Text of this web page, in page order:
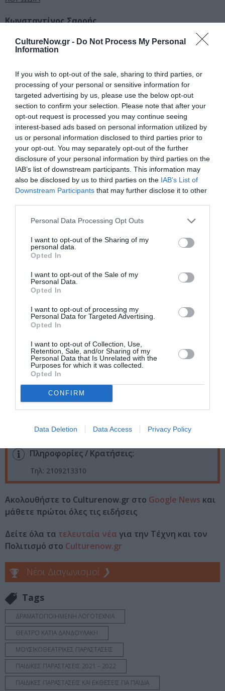
CultureNow.gr - Do Not Process My Personal
Information
If you wish to opt-out of the sale, sharing to third parties, or
processing of your personal or sensitive information for
targeted advertising by us, please use the below opt-out
section to confirm your selection. Please note that after your
opt-out request is processed you may continue seeing
interest-based ads based on personal information utilized by
us or personal information disclosed to third parties prior to
your opt-out. You may separately opt-out of the further
disclosure of your personal information by third parties on the
IAB’s list of downstream participants. This information may
also be disclosed by us to third parties on the IAB’s List of
Downstream Participants that may further disclose it to other
Personal Data Processing Opt Outs
I want to opt-out of the Sharing of my
personal data.
Opted In
I want to opt-out of the Sale of my
Personal Data.
Opted In
I want to opt-out of processing my
Personal Data for Targeted Advertising.
Opted In
I want to opt-out of Collection, Use,
Retention, Sale, and/or Sharing of my
Personal Data that Is Unrelated with the
Purposes for which it was collected.
Opted In
CONFIRM
Data Deletion Data Access Privacy Policy
Κωνσταντίνος Σαρρής
Βασιλεία Προσπαθοπούλου
Σεμέλη Σακελλαρίου
Κυριάκος Δημητρόπουλος
Γιώργος Χουσάκος
Ταυτότητα Εκδήλωσης
Ημερομηνία:
Από: 17/12/2021
Σάββατο 18.00 | Κυριακή 12.00
Τοποθεσία:
Θέατρο Κάτια Δανδουλάκη, Αγίου Μελετίου 61Α,
Κυψέλη
Θέατρο Κάτια Δανδουλάκη
Eισιτήρια:
Ε ζώνη 12€
Πληροφορίες / Κρατήσεις:
Τηλ: 2109213310
Ακολουθήστε το Culturenow.gr στο Google News και
μάθετε πρώτοι όλες τις ειδήσεις
Δείτε όλα τα τελευταία νέα για την Τέχνη και τον
Πολιτισμό στο Culturenow.gr
Νέοι Διαγωνισμοί ❯
Tags
ΔΡΑΜΑΤΟΠΟΙΗΜΕΝΗ ΛΟΓΟΤΕΧΝΙΑ
ΘΕΑΤΡΟ ΚΑΤΙΑ ΔΑΝΔΟΥΛΑΚΗ
ΜΟΥΣΙΚΟΘΕΑΤΡΙΚΕΣ ΠΑΡΑΣΤΑΣΕΙΣ
ΠΑΙΔΙΚΕΣ ΠΑΡΑΣΤΑΣΕΙΣ 2021 – 2022
ΠΑΙΔΙΚΕΣ ΠΑΡΑΣΤΑΣΕΙΣ ΚΑΙ ΕΚΘΕΣΕΙΣ ΓΙΑ ΠΑΙΔΙΑ